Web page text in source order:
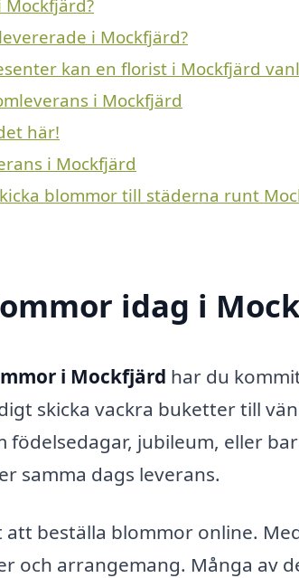
Mockfjärd?
i Mockfjärd?
kan en florist i Mockfjärd
i Mockfjärd
här!
i Mockfjärd
blommor till städerna runt
idag i
i Mockfjärd har du
skicka vackra buketter till
jubileum, eller
samma dags leverans.
beställa blommor online.
och arrangemang. Många av